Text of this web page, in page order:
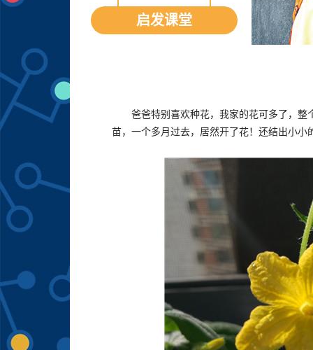
启发课堂
爸爸特别喜欢种花，我家的花可多了，
苗，一个多月过去，居然开了花！还结出小